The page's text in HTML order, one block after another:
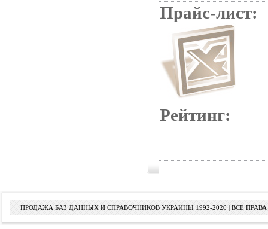
Прайс-лист:
Рейтинг:
ПРОДАЖА БАЗ ДАННЫХ И СПРАВОЧНИКОВ УКРАИНЫ 1992-2020 | ВСЕ